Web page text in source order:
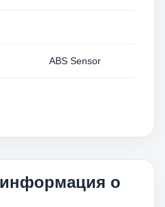
ABS Sensor
о